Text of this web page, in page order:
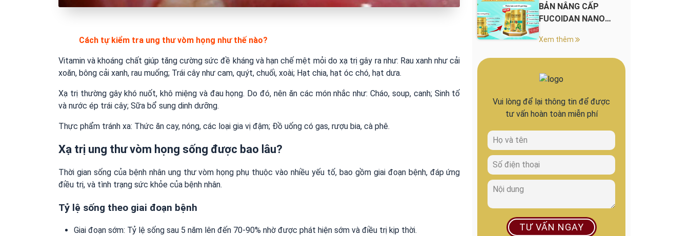
Cách tự kiểm tra ung thư vòm họng như thế nào?
Vitamin và khoáng chất giúp tăng cường sức đề kháng và hạn chế mệt mỏi do xạ trị gây ra như: Rau xanh như cải
xoăn, bông cải xanh, rau muống; Trái cây như cam, quýt, chuối, xoài; Hạt chia, hạt óc chó, hạt dưa.
Xạ trị thường gây khó nuốt, khô miệng và đau họng. Do đó, nên ăn các món nhắc như: Cháo, soup, canh; Sinh tố
và nước ép trái cây; Sữa bổ sung dinh dưỡng.
Thực phẩm tránh xa: Thức ăn cay, nóng, các loại gia vị đậm; Đồ uống có gas, rượu bia, cà phê.
Xạ trị ung thư vòm họng sống được bao lâu?
Thời gian sống của bệnh nhân ung thư vòm họng phụ thuộc vào nhiều yếu tố, bao gồm giai đoạn bệnh, đáp ứng
điều trị, và tình trạng sức khỏe của bệnh nhân.
Tỷ lệ sống theo giai đoạn bệnh
Giai đoạn sớm: Tỷ lệ sống sau 5 năm lên đến 70-90% nhờ được phát hiện sớm và điều trị kịp thời.
BẢN NÂNG CẤP
FUCOIDAN NANO
Xem thêm
Vui lòng để lại thông tin để được
tư vấn hoàn toàn miễn phí
TƯ VẤN NGAY